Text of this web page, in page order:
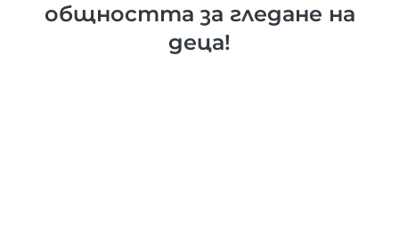
общността за гледане на
деца!